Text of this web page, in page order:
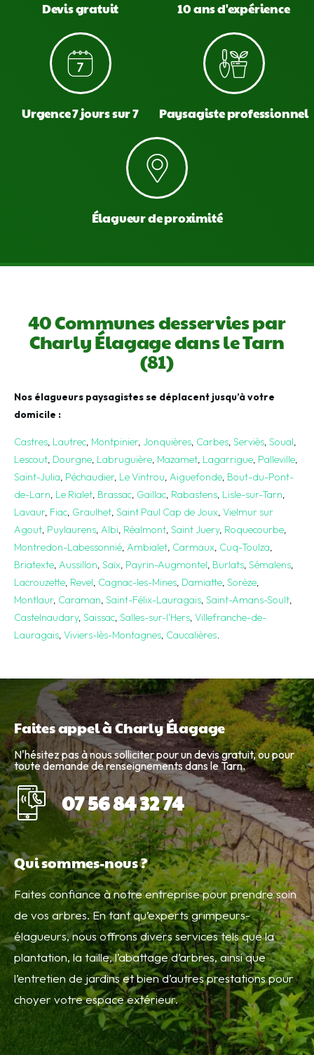
Devis gratuit 10 ans d'expérience
Urgence 7 jours sur 7 Paysagiste professionnel
Élagueur de proximité
40 Communes desservies par
Charly Élagage dans le Tarn
(81)
Nos élagueurs paysagistes se déplacent jusqu’à votre
domicile :
Castres, Lautrec, Montpinier, Jonquières, Carbes, Serviès, Soual,
Lescout, Dourgne, Labruguière, Mazamet, Lagarrigue, Palleville,
Saint-Julia, Péchaudier, Le Vintrou, Aiguefonde, Bout-du-Pont-
de-Larn, Le Rialet, Brassac, Gaillac, Rabastens, Lisle-sur-Tarn,
Lavaur, Fiac, Graulhet, Saint Paul Cap de Joux, Vielmur sur
Agout, Puylaurens, Albi, Réalmont, Saint Juery, Roquecourbe,
Montredon-Labessonnié, Ambialet, Carmaux, Cuq-Toulza,
Briatexte, Aussillon, Saïx, Payrin-Augmontel, Burlats, Sémalens,
Lacrouzette, Revel, Cagnac-les-Mines, Damiatte, Sorèze,
Montlaur, Caraman, Saint-Félix-Lauragais, Saint-Amans-Soult,
Castelnaudary, Saissac, Salles-sur-l’Hers, Villefranche-de-
Lauragais, Viviers-lès-Montagnes, Caucalières.
Faites appel à Charly Élagage
N'hésitez pas à nous solliciter pour un devis gratuit, ou pour
toute demande de renseignements dans le Tarn.
07 56 84 32 74
Qui sommes-nous ?
Faites confiance à notre entreprise pour prendre soin
de vos arbres. En tant qu’experts grimpeurs-
élagueurs, nous offrons divers services tels que la
plantation, la taille, l’abattage d’arbres, ainsi que
l’entretien de jardins et bien d’autres prestations pour
choyer votre espace extérieur.